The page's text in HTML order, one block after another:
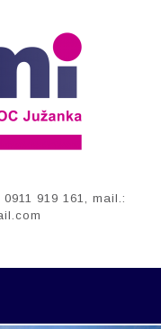
0911 919 161, mail.: